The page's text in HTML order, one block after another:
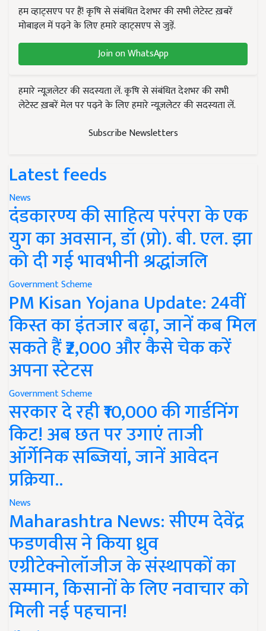
हम व्हाट्सएप पर हैं! कृषि से संबंधित देशभर की सभी लेटेस्ट ख़बरें
मोबाइल में पढ़ने के लिए हमारे व्हाट्सएप से जुड़ें.
Join on WhatsApp
हमारे न्यूज़लेटर की सदस्यता लें. कृषि से संबंधित देशभर की सभी
लेटेस्ट ख़बरें मेल पर पढ़ने के लिए हमारे न्यूज़लेटर की सदस्यता लें.
Subscribe Newsletters
Latest feeds
News
दंडकारण्य की साहित्य परंपरा के एक
युग का अवसान, डॉ (प्रो). बी. एल. झा
को दी गई भावभीनी श्रद्धांजलि
Government Scheme
PM Kisan Yojana Update: 24वीं
किस्त का इंतजार बढ़ा, जानें कब मिल
सकते हैं ₹2,000 और कैसे चेक करें
अपना स्टेटस
Government Scheme
सरकार दे रही ₹10,000 की गार्डनिंग
किट! अब छत पर उगाएं ताजी
ऑर्गेनिक सब्जियां, जानें आवेदन
प्रक्रिया..
News
Maharashtra News: सीएम देवेंद्र
फडणवीस ने किया ध्रुव
एग्रीटेक्नोलॉजीज के संस्थापकों का
सम्मान, किसानों के लिए नवाचार को
मिली नई पहचान!